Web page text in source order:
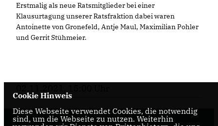
Erstmalig als neue Ratsmitglieder bei einer
Klausurtagung unserer Ratsfraktion dabei waren
Antoinette von Gronefeld, Antje Maul, Maximilian Pohler
und Gerrit Stühmeier.
Cookie Hinweis
Diese Webseite verwendet Cookies, die notwendig
sind, um die Webseite zu nutzen. Weiterhin